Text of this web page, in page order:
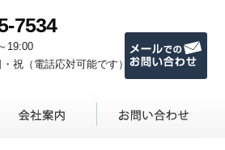
7534
19:00
祝（電話応対可能です）